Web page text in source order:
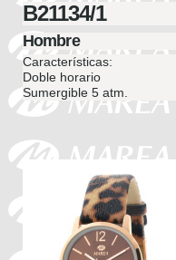
B21134/1
Hombre
Características:
Doble horario
Sumergible 5 atm.